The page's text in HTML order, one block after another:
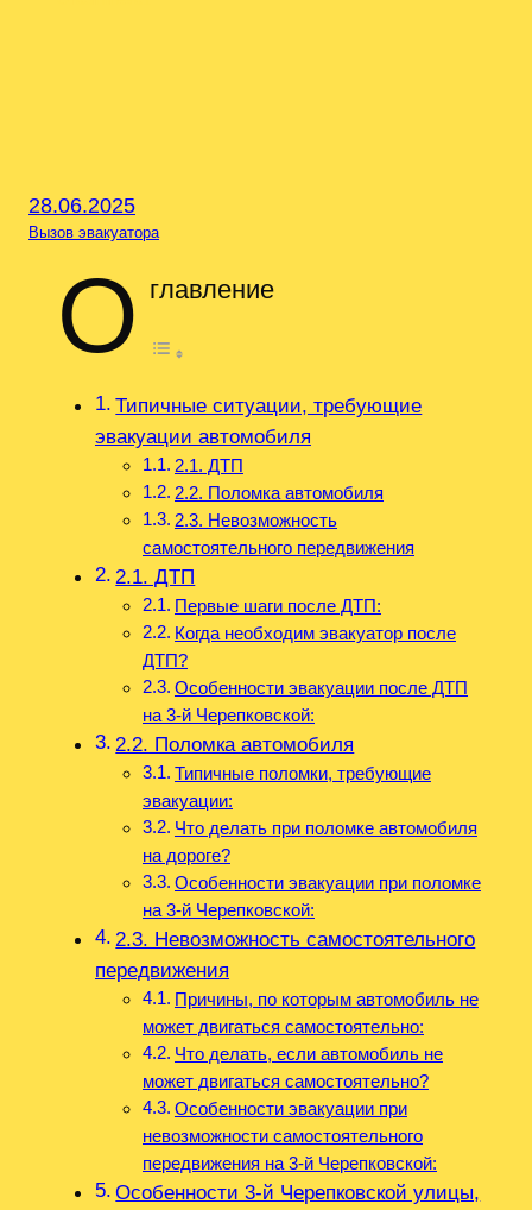
28.06.2025
Вызов эвакуатора
О главление
Типичные ситуации, требующие
эвакуации автомобиля
2.1. ДТП
2.2. Поломка автомобиля
2.3. Невозможность
самостоятельного передвижения
2.1. ДТП
Первые шаги после ДТП:
Когда необходим эвакуатор после
ДТП?
Особенности эвакуации после ДТП
на 3-й Черепковской:
2.2. Поломка автомобиля
Типичные поломки, требующие
эвакуации:
Что делать при поломке автомобиля
на дороге?
Особенности эвакуации при поломке
на 3-й Черепковской:
2.3. Невозможность самостоятельного
передвижения
Причины, по которым автомобиль не
может двигаться самостоятельно:
Что делать, если автомобиль не
может двигаться самостоятельно?
Особенности эвакуации при
невозможности самостоятельного
передвижения на 3-й Черепковской:
Особенности 3-й Черепковской улицы,